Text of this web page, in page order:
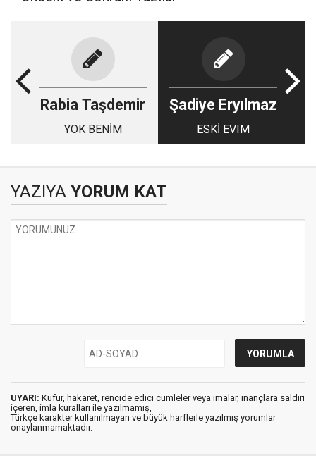
Rabia Taşdemir
YOK BENİM
Şadiye Eryılmaz
ESKİ EVIM
YAZIYA YORUM KAT
UYARI: Küfür, hakaret, rencide edici cümleler veya imalar, inançlara saldırı
içeren, imla kuralları ile yazılmamış,
Türkçe karakter kullanılmayan ve büyük harflerle yazılmış yorumlar
onaylanmamaktadır.